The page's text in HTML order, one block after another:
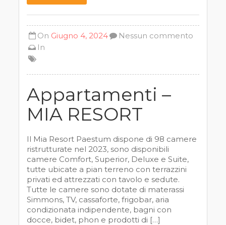
On Giugno 4, 2024
In
Nessun commento
Appartamenti –
MIA RESORT
Il Mia Resort Paestum dispone di 98 camere
ristrutturate nel 2023, sono disponibili
camere Comfort, Superior, Deluxe e Suite,
tutte ubicate a pian terreno con terrazzini
privati ed attrezzati con tavolo e sedute.
Tutte le camere sono dotate di materassi
Simmons, TV, cassaforte, frigobar, aria
condizionata indipendente, bagni con
docce, bidet, phon e prodotti di […]